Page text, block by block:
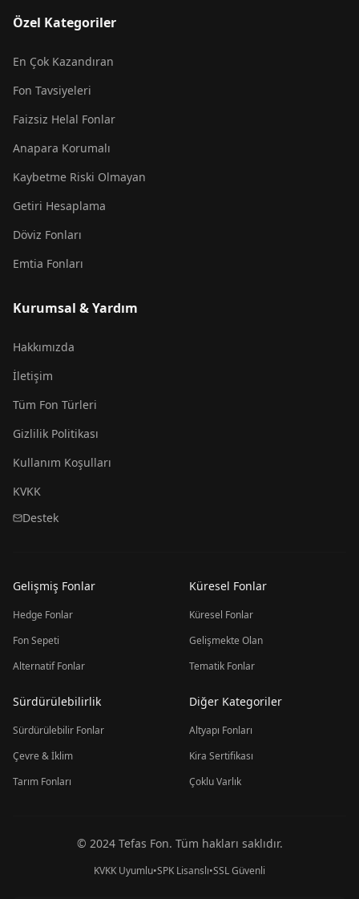
Özel Kategoriler
En Çok Kazandıran
Fon Tavsiyeleri
Faizsiz Helal Fonlar
Anapara Korumalı
Kaybetme Riski Olmayan
Getiri Hesaplama
Döviz Fonları
Emtia Fonları
Kurumsal & Yardım
Hakkımızda
İletişim
Tüm Fon Türleri
Gizlilik Politikası
Kullanım Koşulları
KVKK
Destek
Gelişmiş Fonlar
Hedge Fonlar
Fon Sepeti
Alternatif Fonlar
Küresel Fonlar
Küresel Fonlar
Gelişmekte Olan
Tematik Fonlar
Sürdürülebilirlik
Sürdürülebilir Fonlar
Çevre & İklim
Tarım Fonları
Diğer Kategoriler
Altyapı Fonları
Kira Sertifikası
Çoklu Varlık
© 2024 Tefas Fon. Tüm hakları saklıdır.
KVKK Uyumlu•SPK Lisanslı•SSL Güvenli